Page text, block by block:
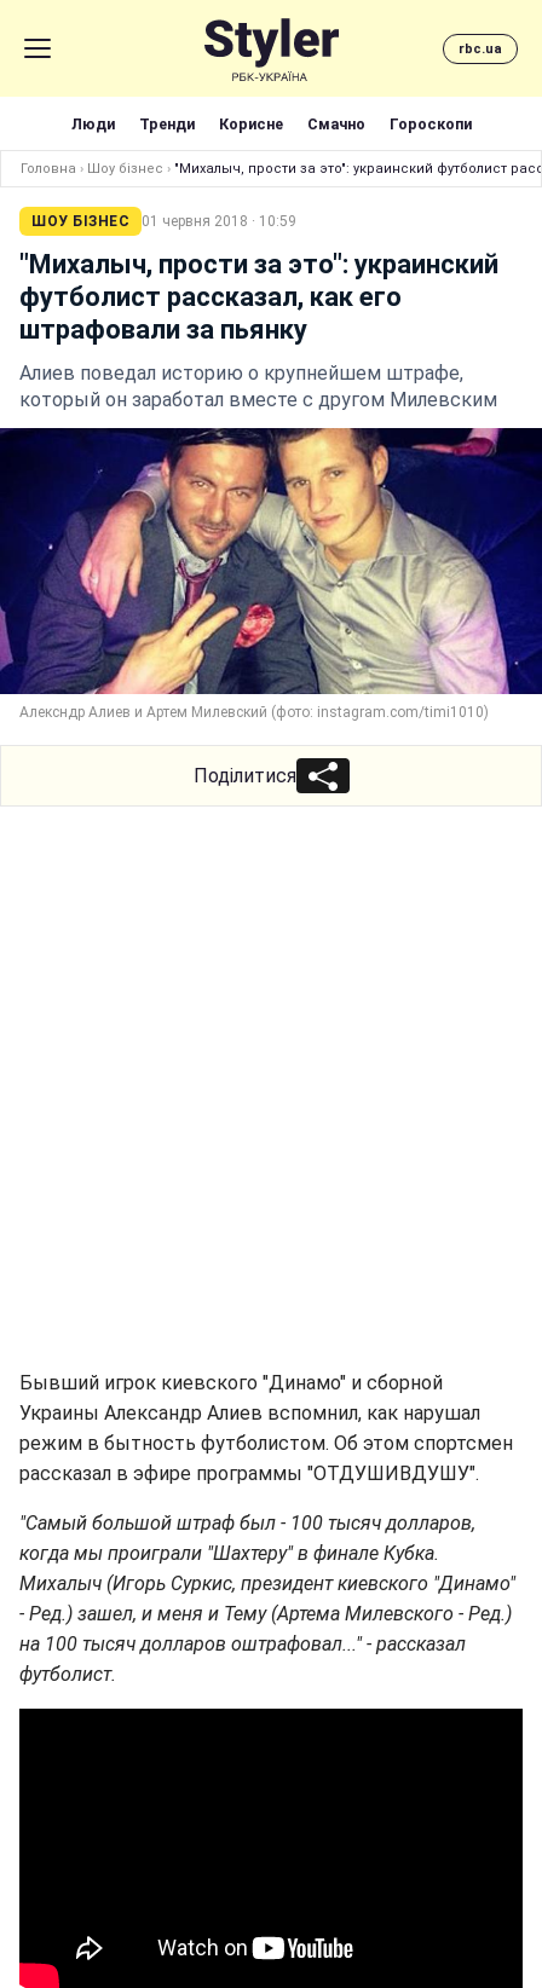
rbc.ua
Люди Тренди Корисне Смачно Гороскопи
Головна › Шоу бізнес › "Михалыч, прости за это": украинский футболист
ШОУ БІЗНЕС 01 червня 2018 · 10:59
"Михалыч, прости за это": украинский
футболист рассказал, как его
штрафовали за пьянку
Алиев поведал историю о крупнейшем штрафе,
который он заработал вместе с другом Милевским
Алексндр Алиев и Артем Милевский (фото: instagram.com/timi1010)
Поділитися
Бывший игрок киевского "Динамо" и сборной
Украины Александр Алиев вспомнил, как нарушал
режим в бытность футболистом. Об этом спортсмен
рассказал в эфире программы "ОТДУШИВДУШУ".
"Самый большой штраф был - 100 тысяч долларов,
когда мы проиграли "Шахтеру" в финале Кубка.
Михалыч (Игорь Суркис, президент киевского "Динамо"
- Ред.) зашел, и меня и Тему (Артема Милевского - Ред.)
на 100 тысяч долларов оштрафовал..." - рассказал
футболист.